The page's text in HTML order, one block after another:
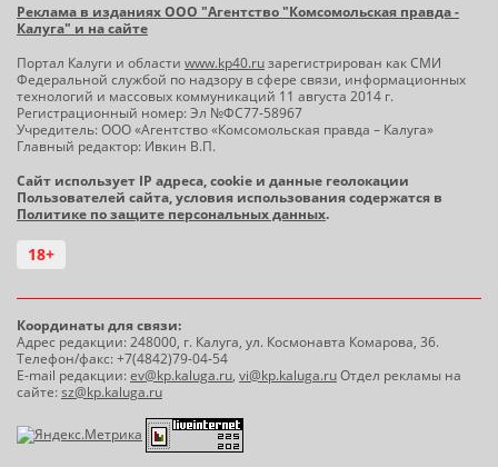
Реклама в изданиях ООО "Агентство "Комсомольская правда -
Калуга" и на сайте
Портал Калуги и области www.kp40.ruзарегистрирован как СМИ
Федеральной службой по надзору в сфере связи, информационных
технологий и массовых коммуникаций 11 августа 2014 г.
Регистрационный номер: Эл №ФС77-58967
Учредитель: ООО «Агентство «Комсомольская правда – Калуга»
Главный редактор: Ивкин В.П.
Сайт использует IP адреса, cookie и данные геолокации
Пользователей сайта, условия использования содержатся в
Политике по защите персональных данных.
18+
Координаты для связи:
Адрес редакции: 248000, г. Калуга, ул. Космонавта Комарова, 36.
Телефон/факс: +7(4842)79-04-54
E-mail редакции:ev@kp.kaluga.ru, vi@kp.kaluga.ruОтдел рекламы на
сайте:sz@kp.kaluga.ru